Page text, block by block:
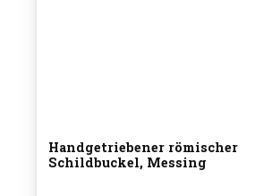
Handgetriebener römischer
Schildbuckel, Messing